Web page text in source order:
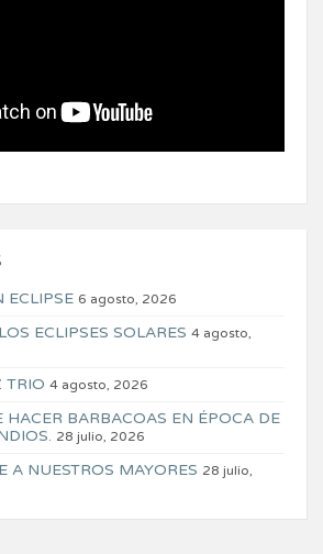
ECLIPSE 6 agosto, 2026
ECLIPSES SOLARES 4 agosto,
TRIO 4 agosto, 2026
HACER BARBACOAS EN ÉPOCA DE
28 julio, 2026
A NUESTROS MAYORES 28 julio,